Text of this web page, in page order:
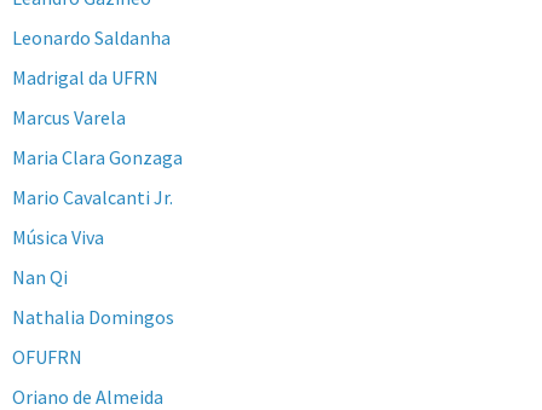
Leonardo Saldanha
Madrigal da UFRN
Marcus Varela
Maria Clara Gonzaga
Mario Cavalcanti Jr.
Música Viva
Nan Qi
Nathalia Domingos
OFUFRN
Oriano de Almeida